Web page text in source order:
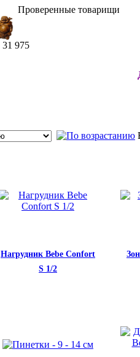
Проверенные товарищи
31 975
Нагрудник Bebe Confort
S 1/2